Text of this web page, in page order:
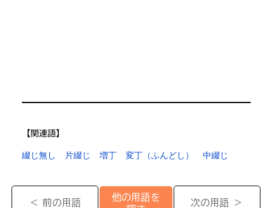
【​関連語】
綴じ無し 片綴じ 増丁 変丁（ふんどし） 中綴じ
＜ 前の用語
他の用語を
次の用語 ＞